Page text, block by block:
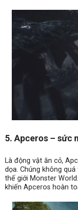
5. Apceros – sức
Là động vật ăn cỏ,
dọa. Chúng không
thế giới Monster
khiến Apceros hoàn